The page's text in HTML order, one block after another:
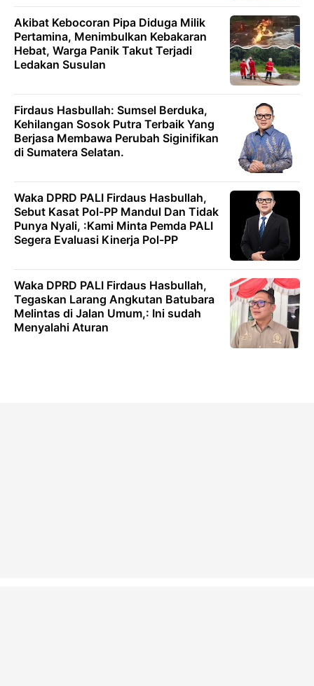
Akibat Kebocoran Pipa Diduga Milik
Pertamina, Menimbulkan Kebakaran
Hebat, Warga Panik Takut Terjadi
Ledakan Susulan
Firdaus Hasbullah: Sumsel Berduka,
Kehilangan Sosok Putra Terbaik Yang
Berjasa Membawa Perubah Siginifikan
di Sumatera Selatan.
Waka DPRD PALI Firdaus Hasbullah,
Sebut Kasat Pol-PP Mandul Dan Tidak
Punya Nyali, :Kami Minta Pemda PALI
Segera Evaluasi Kinerja Pol-PP
Waka DPRD PALI Firdaus Hasbullah,
Tegaskan Larang Angkutan Batubara
Melintas di Jalan Umum,: Ini sudah
Menyalahi Aturan